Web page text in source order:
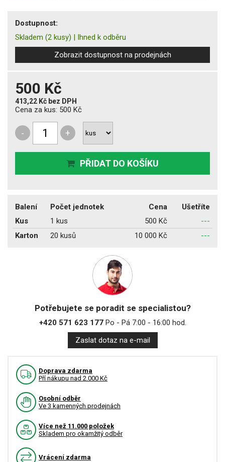
Dostupnost:
Skladem (2 kusy) | Ihned k odběru
Zobrazit dostupnost na prodejnách
500 Kč
413,22 Kč bez DPH
Cena za kus: 500 Kč
- +
PŘIDAT DO KOŠÍKU
Balení Počet jednotek Cena
Ušetříte
Kus
1 kus 500 Kč
---
Karton
20 kusů 10 000 Kč ---
Potřebujete se poradit se specialistou?
+420 571 623 177Po - Pá 7:00 - 16:00 hod.
Zaslat dotaz na e-mail
Doprava zdarma
Pří nákupu nad 2.000 Kč
Osobní odběr
Ve 3 kamenných prodejnách
Více než 11.000 položek
Skladem pro okamžitý odběr
Vrácení zdarma